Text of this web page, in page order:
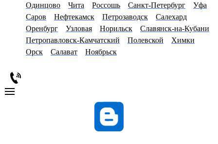
Одинцово Чита Россошь Санкт-Петербург
Уфа
Саров
Нефтекамск Петрозаводск
Салехард
Оренбург
Узловая Норильск
Славянск-на-Кубани
Петропавловск-Камчатский
Полевской
Химки
Орск
Салават Ноябрьск